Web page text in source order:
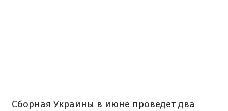
Сборная Украины в июне проведет два